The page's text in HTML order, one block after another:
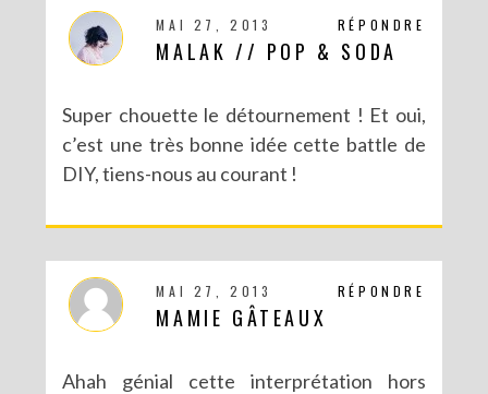
DIY – UN CALENDRIER DE L’AVENT TOUT EN IMAGES
RÉPONDRE
MAI 27, 2013
MALAK // POP & SODA
Super chouette le détournement ! Et oui,
c’est une très bonne idée cette battle de
DIY, tiens-nous au courant !
RÉPONDRE
MAI 27, 2013
MAMIE GÂTEAUX
Ahah génial cette interprétation hors